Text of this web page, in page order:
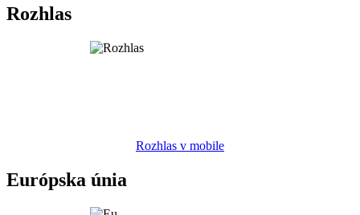
Rozhlas
Rozhlas v mobile
Európska únia